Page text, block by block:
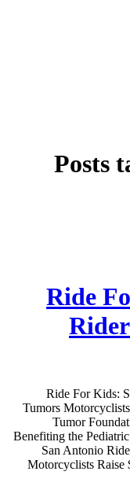
Posts
Ride
Ride For Kids:
Tumors
Tumor
Benefiting the
San Antonio
Motorcyclists Raise